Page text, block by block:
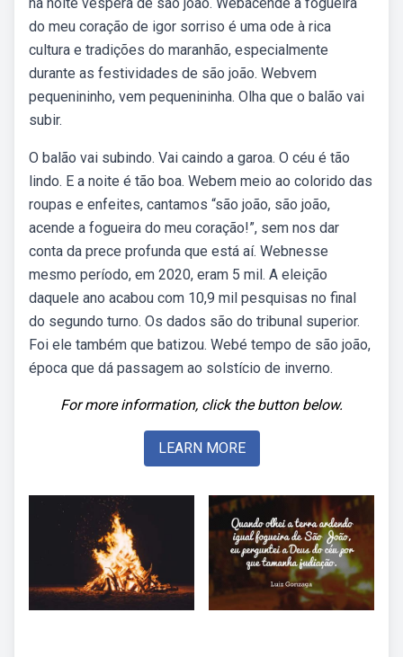
do meu coração de igor sorriso é uma ode à rica
cultura e tradições do maranhão, especialmente
durante as festividades de são joão. Webvem
pequenininho, vem pequenininha. Olha que o balão vai
subir.
O balão vai subindo. Vai caindo a garoa. O céu é tão
lindo. E a noite é tão boa. Webem meio ao colorido das
roupas e enfeites, cantamos “são joão, são joão,
acende a fogueira do meu coração!”, sem nos dar
conta da prece profunda que está aí. Webnesse
mesmo período, em 2020, eram 5 mil. A eleição
daquele ano acabou com 10,9 mil pesquisas no final
do segundo turno. Os dados são do tribunal superior.
Foi ele também que batizou. Webé tempo de são joão,
época que dá passagem ao solstício de inverno.
For more information, click the button below.
LEARN MORE